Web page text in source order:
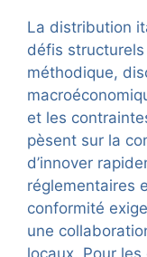
La distribution
défis
méthodique,
et les
pèsent sur la
d’innover
réglementaires
conformité
une